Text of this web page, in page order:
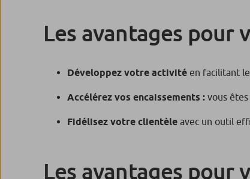
Les avantages pour
Développez votre activité en facilitant
Accélérez vos encaissements : vous
Fidélisez votre clientèle avec un outil
Les avantages pour